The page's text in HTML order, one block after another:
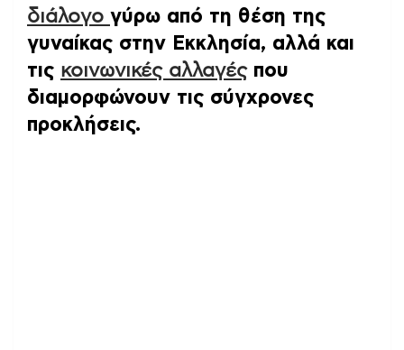
διάλογο γύρω από τη θέση της
γυναίκας στην Εκκλησία, αλλά και
τις κοινωνικές αλλαγέςπου
διαμορφώνουν τις σύγχρονες
προκλήσεις.